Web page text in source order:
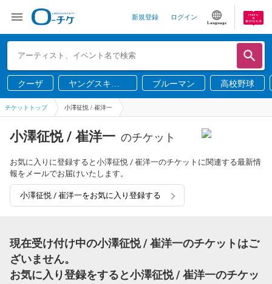
新規登録 ログイン
Language
クーザ
ヤングスキニ
ー
ブルーマン 高校野球
チケットトップ 小澤征悦 / 崔洋一
小澤征悦 / 崔洋一 のチケット
お気に入りに登録すると小澤征悦 / 崔洋一のチケットに関連する最新情
報をメールでお届けいたします。
小澤征悦 / 崔洋一をお気に入り登録する
現在受け付け中の小澤征悦 / 崔洋一のチケットはご
ざいません。
お気に入り登録をすると小澤征悦 / 崔洋一のチケッ